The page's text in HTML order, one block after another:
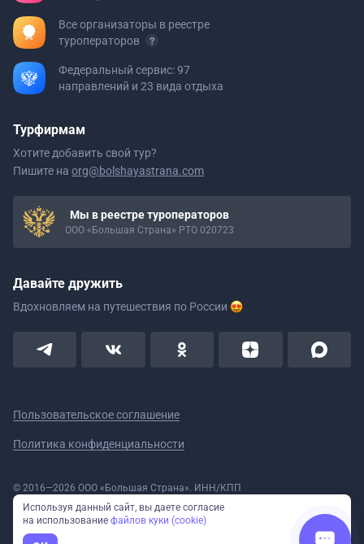
Все организаторы в реестре
туроператоров
Федеральный сервис: 97
направлений и 23 вида отдыха
Турфирмам
Хотите добавить свой тур?
Пишите на org@bolshayastrana.com
Мы в реестре туроператоров
ООО «Большая Страна» РТО 020723
Давайте дружить
Вдохновляем на путешествия по России
Пользовательское соглашение
Политика конфиденциальности
© 2016—2026 ООО «Большая Страна». ИНН/КПП
5908078160/590801001 ОГРН 1185958020533
Номер в реестре Роскомнадзора № 59-18-006319 (Приказ № 321 от
11.10.2018)
Полное или частичное копирование изображений и текстов возможно
Используя данный сайт, вы даете согласие
на использование файлов куки (cookie)